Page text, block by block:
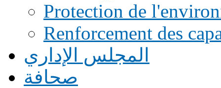
Protection de
Renforcement des
المجلس الإداري
صحافة